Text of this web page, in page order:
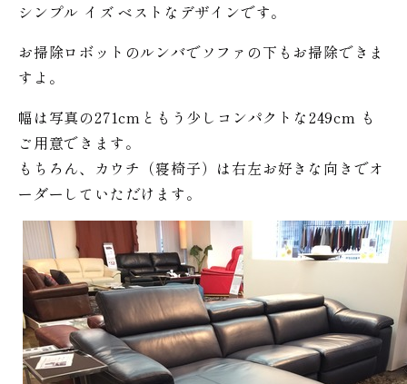
シンプル イズ ベストなデザインです。
お掃除ロボットのルンバでソファの下もお掃除できま
すよ。
幅は写真の271cmともう少しコンパクトな249cm も
ご用意できます。
もちろん、カウチ（寝椅子）は右左お好きな向きでオ
ーダーしていただけます。